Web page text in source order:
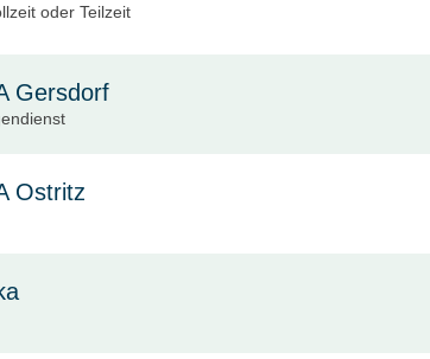
oder Teilzeit
Gersdorf
Ostritz